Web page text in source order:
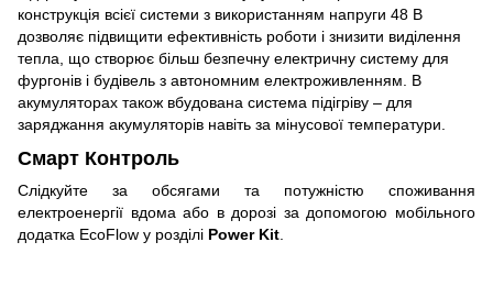
конструкція всієї системи з використанням напруги 48 В
дозволяє підвищити ефективність роботи і знизити виділення
тепла, що створює більш безпечну електричну систему для
фургонів і будівель з автономним електроживленням. В
акумуляторах також вбудована система підігріву – для
заряджання акумуляторів навіть за мінусової температури.
Смарт Контроль
Слідкуйте за обсягами та потужністю споживання
електроенергії вдома або в дорозі за допомогою мобільного
додатка EcoFlow у розділі Power Kit